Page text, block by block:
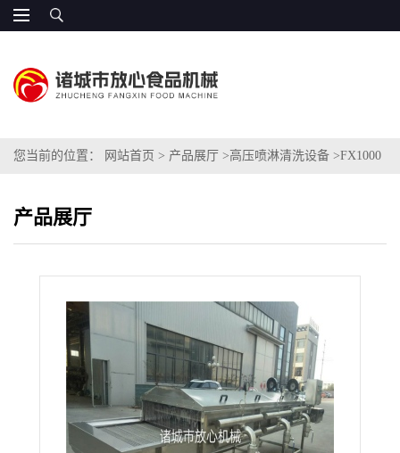
您当前的位置： 网站首页 > 产品展厅 >高压喷淋清洗设备 >FX1000
产品展厅